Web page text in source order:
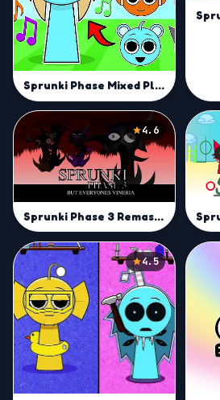
Sprunki Phase Mixed Playground - Create Sprunki
4.6
Sprunki Phase 3 Remastered But Everyone is Vineria
4.5